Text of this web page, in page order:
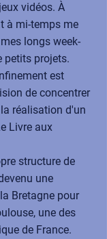
vidéos. À
à mi-temps me
longs week-
petits projets.
est
de concentrer
réalisation d'un
Livre aux
structure de
une
Bretagne pour
une des
de France.